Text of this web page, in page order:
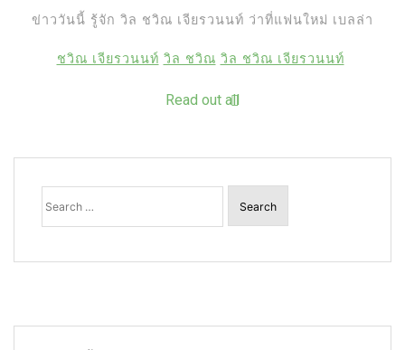
ข่าววันนี้ รู้จัก วิล ชวิณ เจียรวนนท์ ว่าที่แฟนใหม่ เบลล่า
ชวิณ เจียรวนนท์ วิล ชวิณ วิล ชวิณ เจียรวนนท์
Read out all
Search
for: